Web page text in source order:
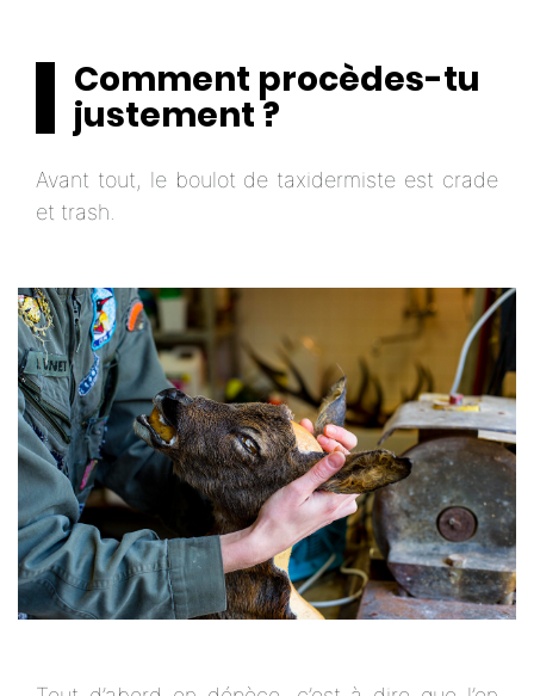
Comment procèdes-tu
justement ?
Avant tout, le boulot de taxidermiste est crade
et trash.